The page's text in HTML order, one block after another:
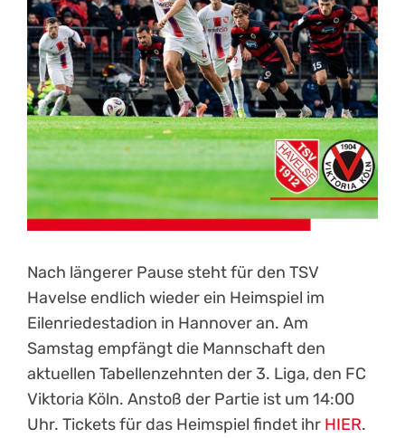
Nach längerer Pause steht für den TSV
Havelse endlich wieder ein Heimspiel im
Eilenriedestadion in Hannover an. Am
Samstag empfängt die Mannschaft den
aktuellen Tabellenzehnten der 3. Liga, den FC
Viktoria Köln. Anstoß der Partie ist um 14:00
Uhr. Tickets für das Heimspiel findet ihr HIER.